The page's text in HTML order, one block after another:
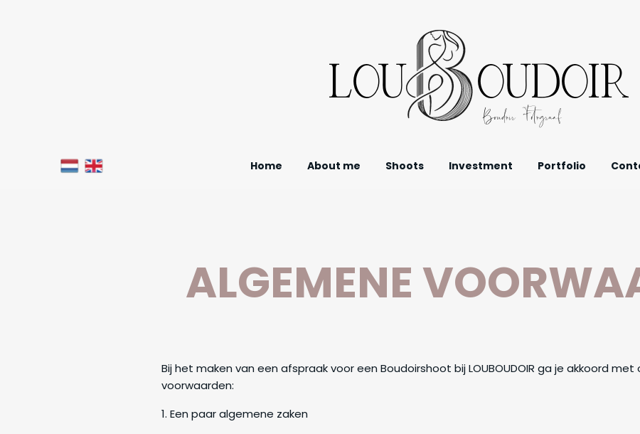
Home About me Shoots Investment Portfolio
LOU OUDOIR
Boudoir Fotograaf
Bij het maken van een afspraak voor een Boudoirshoot bij LOUBOUDOIR ga je akkoord
voorwaarden:
1. Een paar algemene zaken
ALGEMENE